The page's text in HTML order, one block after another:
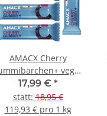
AMACX Cherry
vegan
5er Pack
17,99 € *
statt:18,95 €
119,93 € pro 1 kg